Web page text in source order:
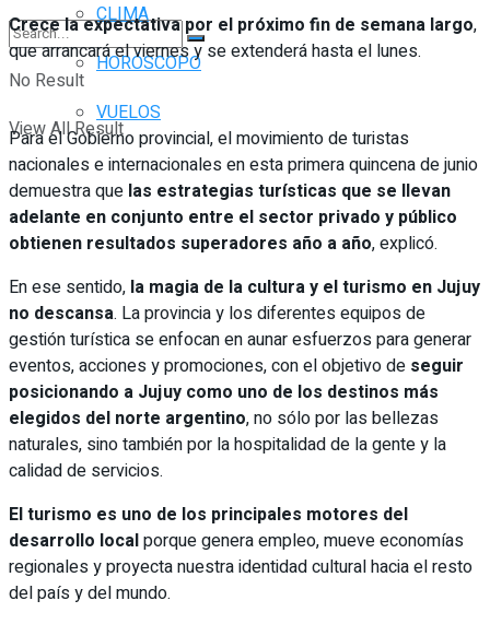
No Result
View All Result
CLIMA
HORÓSCOPO
VUELOS
Crece la expectativa por el próximo fin de semana largo,
que arrancará el viernes y se extenderá hasta el lunes.
Para el Gobierno provincial, el movimiento de turistas
nacionales e internacionales en esta primera quincena de junio
demuestra que las estrategias turísticas que se llevan
adelante en conjunto entre el sector privado y público
obtienen resultados superadores año a año, explicó.
En ese sentido, la magia de la cultura y el turismo en Jujuy
no descansa. La provincia y los diferentes equipos de
gestión turística se enfocan en aunar esfuerzos para generar
eventos, acciones y promociones, con el objetivo de seguir
posicionando a Jujuy como uno de los destinos más
elegidos del norte argentino, no sólo por las bellezas
naturales, sino también por la hospitalidad de la gente y la
calidad de servicios.
El turismo es uno de los principales motores del
desarrollo localporque genera empleo, mueve economías
regionales y proyecta nuestra identidad cultural hacia el resto
del país y del mundo.